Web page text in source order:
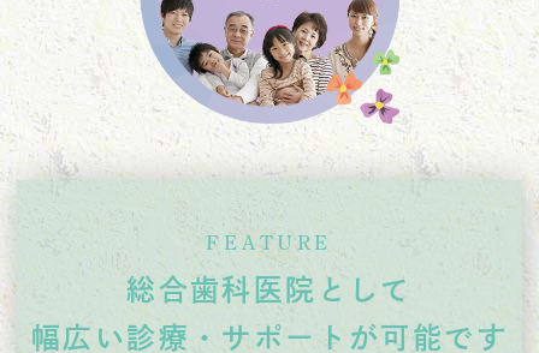
FEATURE
総合歯科医院として
幅広い診療・ サポートが可能です